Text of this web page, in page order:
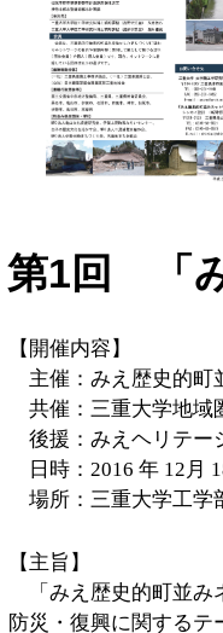
第1回 「
【開催内容】
主催：みえ歴史的町
共催：三重大学地域
後援：みえヘリテー
日時：2016 年 12月
場所：三重大学工学
【主旨】
「みえ歴史的町並
防災・復興に関する